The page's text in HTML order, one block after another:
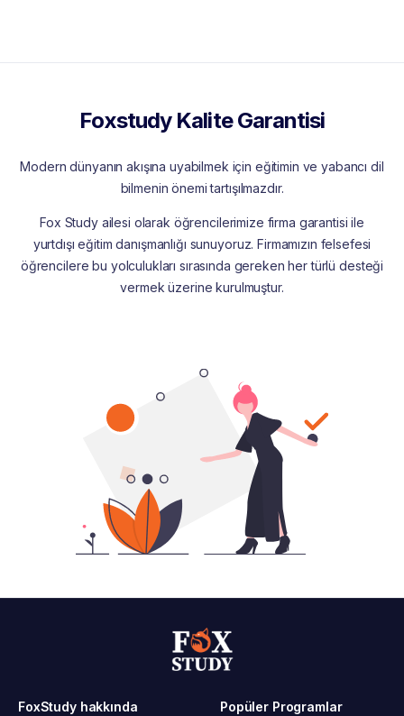
Foxstudy Kalite Garantisi
Modern dünyanın akışına uyabilmek için eğitimin ve yabancı dil
bilmenin önemi tartışılmazdır.
Fox Study ailesi olarak öğrencilerimize firma garantisi ile
yurtdışı eğitim danışmanlığı sunuyoruz. Firmamızın felsefesi
öğrencilere bu yolculukları sırasında gereken her türlü desteği
vermek üzerine kurulmuştur.
FoxStudy hakkında Popüler Programlar